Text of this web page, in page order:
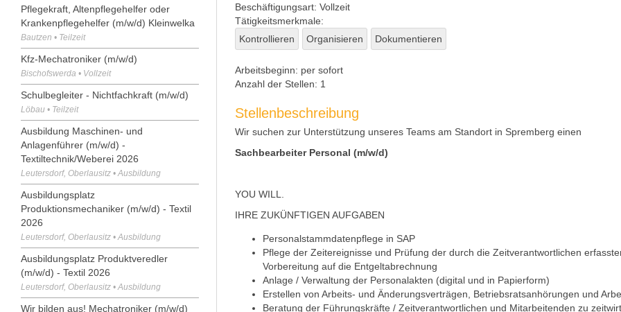
Pflegekraft, Altenpflegehelfer oder
Krankenpflegehelfer (m/w/d) Kleinwelka
Bautzen • Teilzeit
Kfz-Mechatroniker (m/w/d)
Bischofswerda • Vollzeit
Schulbegleiter - Nichtfachkraft (m/w/d)
Löbau • Teilzeit
Ausbildung Maschinen- und
Anlagenführer (m/w/d) -
Textiltechnik/Weberei 2026
Leutersdorf, Oberlausitz • Ausbildung
Ausbildungsplatz
Produktionsmechaniker (m/w/d) - Textil
2026
Leutersdorf, Oberlausitz • Ausbildung
Ausbildungsplatz Produktveredler
(m/w/d) - Textil 2026
Leutersdorf, Oberlausitz • Ausbildung
Wir bilden aus! Mechatroniker (m/w/d)
Beschäftigungsart: Vollzeit
Tätigkeitsmerkmale:
Kontrollieren
Organisieren Dokumentieren
Arbeitsbeginn: per sofort
Anzahl der Stellen: 1
Stellenbeschreibung
Wir suchen zur Unterstützung unseres Teams am Standort in Spremberg einen
Sachbearbeiter Personal (m/w/d)
YOU WILL.
IHRE ZUKÜNFTIGEN AUFGABEN
Personalstammdatenpflege in SAP
Pflege der Zeitereignisse und Prüfung der durch die Zeitverantwortlichen
Vorbereitung auf die Entgeltabrechnung
Anlage / Verwaltung der Personalakten (digital und in Papierform)
Erstellen von Arbeits- und Änderungsverträgen, Betriebsratsanhörungen und
Beratung der Führungskräfte / Zeitverantwortlichen und Mitarbeitenden zu